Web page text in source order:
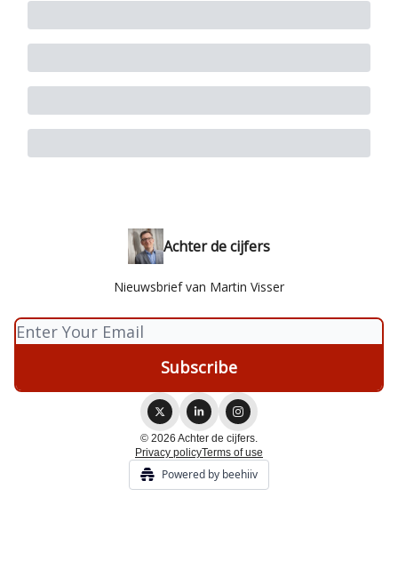
Achter de cijfers
Nieuwsbrief van Martin Visser
© 2026 Achter de cijfers.
Privacy policyTerms of use
Powered by beehiiv